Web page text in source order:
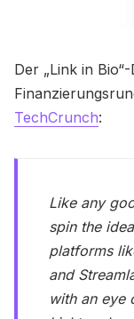
Der „Link in
TechCrunch:
Like any
spin the
platforms
and
with an eye